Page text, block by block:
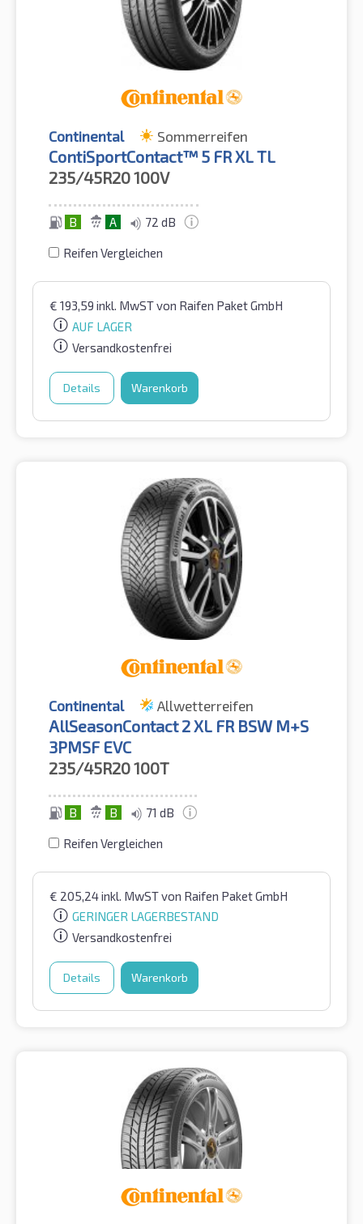
Continental Sommerreifen
ContiSportContact™ 5 FR XL TL
235/45R20100V
B A 72 dB
Reifen Vergleichen
€ 193,59 inkl. MwSTvon Raifen Paket GmbH
AUF LAGER
Versandkostenfrei
Details Warenkorb
Continental Allwetterreifen
AllSeasonContact 2 XL FR BSW M+S
3PMSF EVC
235/45R20100T
B B 71 dB
Reifen Vergleichen
€ 205,24inkl. MwSTvon Raifen Paket GmbH
GERINGER LAGERBESTAND
Versandkostenfrei
Details Warenkorb